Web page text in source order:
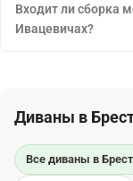
Входит ли сборка
Ивацевичах?
Диваны в
Все диваны в